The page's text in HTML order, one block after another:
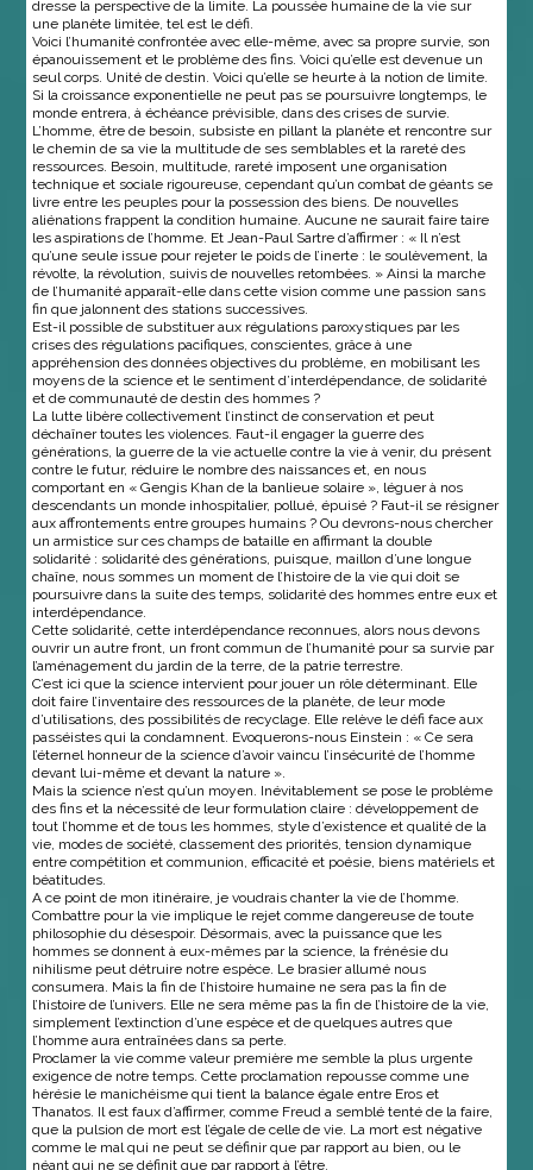
dresse la perspective de la limite. La poussée humaine de la vie sur
une planète limitée, tel est le défi.
Voici l’humanité confrontée avec elle-même, avec sa propre survie, son
épanouissement et le problème des fins. Voici qu’elle est devenue un
seul corps. Unité de destin. Voici qu’elle se heurte à la notion de limite.
Si la croissance exponentielle ne peut pas se poursuivre longtemps, le
monde entrera, à échéance prévisible, dans des crises de survie.
L’homme, être de besoin, subsiste en pillant la planète et rencontre sur
le chemin de sa vie la multitude de ses semblables et la rareté des
ressources. Besoin, multitude, rareté imposent une organisation
technique et sociale rigoureuse, cependant qu’un combat de géants se
livre entre les peuples pour la possession des biens. De nouvelles
aliénations frappent la condition humaine. Aucune ne saurait faire taire
les aspirations de l’homme. Et Jean-Paul Sartre d’affirmer : « Il n’est
qu’une seule issue pour rejeter le poids de l’inerte : le soulèvement, la
révolte, la révolution, suivis de nouvelles retombées. » Ainsi la marche
de l’humanité apparaît-elle dans cette vision comme une passion sans
fin que jalonnent des stations successives.
Est-il possible de substituer aux régulations paroxystiques par les
crises des régulations pacifiques, conscientes, grâce à une
appréhension des données objectives du problème, en mobilisant les
moyens de la science et le sentiment d’interdépendance, de solidarité
et de communauté de destin des hommes ?
La lutte libère collectivement l’instinct de conservation et peut
déchaîner toutes les violences. Faut-il engager la guerre des
générations, la guerre de la vie actuelle contre la vie à venir, du présent
contre le futur, réduire le nombre des naissances et, en nous
comportant en « Gengis Khan de la banlieue solaire », léguer à nos
descendants un monde inhospitalier, pollué, épuisé ? Faut-il se résigner
aux affrontements entre groupes humains ? Ou devrons-nous chercher
un armistice sur ces champs de bataille en affirmant la double
solidarité : solidarité des générations, puisque, maillon d’une longue
chaîne, nous sommes un moment de l’histoire de la vie qui doit se
poursuivre dans la suite des temps, solidarité des hommes entre eux et
interdépendance.
Cette solidarité, cette interdépendance reconnues, alors nous devons
ouvrir un autre front, un front commun de l’humanité pour sa survie par
l’aménagement du jardin de la terre, de la patrie terrestre.
C’est ici que la science intervient pour jouer un rôle déterminant. Elle
doit faire l’inventaire des ressources de la planète, de leur mode
d’utilisations, des possibilités de recyclage. Elle relève le défi face aux
passéistes qui la condamnent. Evoquerons-nous Einstein : « Ce sera
l’éternel honneur de la science d’avoir vaincu l’insécurité de l’homme
devant lui-même et devant la nature ».
Mais la science n’est qu’un moyen. Inévitablement se pose le problème
des fins et la nécessité de leur formulation claire : développement de
tout l’homme et de tous les hommes, style d’existence et qualité de la
vie, modes de société, classement des priorités, tension dynamique
entre compétition et communion, efficacité et poésie, biens matériels et
béatitudes.
A ce point de mon itinéraire, je voudrais chanter la vie de l’homme.
Combattre pour la vie implique le rejet comme dangereuse de toute
philosophie du désespoir. Désormais, avec la puissance que les
hommes se donnent à eux-mêmes par la science, la frénésie du
nihilisme peut détruire notre espèce. Le brasier allumé nous
consumera. Mais la fin de l’histoire humaine ne sera pas la fin de
l’histoire de l’univers. Elle ne sera même pas la fin de l’histoire de la vie,
simplement l’extinction d’une espèce et de quelques autres que
l’homme aura entraînées dans sa perte.
Proclamer la vie comme valeur première me semble la plus urgente
exigence de notre temps. Cette proclamation repousse comme une
hérésie le manichéisme qui tient la balance égale entre Eros et
Thanatos. Il est faux d’affirmer, comme Freud a semblé tenté de la faire,
que la pulsion de mort est l’égale de celle de vie. La mort est négative
comme le mal qui ne peut se définir que par rapport au bien, ou le
néant qui ne se définit que par rapport à l’être.